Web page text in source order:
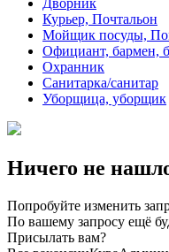
Дворник
Курьер, Почтальон
Мойщик посуды,
Официант, бармен,
Охранник
Санитарка/санитар
Уборщица, уборщик
Ничего не
Попробуйте изменить
По вашему запросу ещё
Присылать вам?